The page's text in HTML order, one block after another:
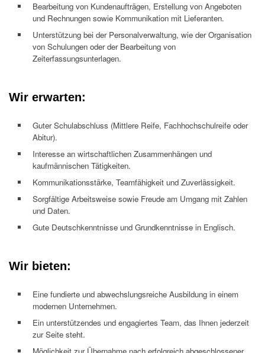
Bearbeitung von Kundenaufträgen, Erstellung von Angeboten
und Rechnungen sowie Kommunikation mit Lieferanten.
Unterstützung bei der Personalverwaltung, wie der Organisation
von Schulungen oder der Bearbeitung von
Zeiterfassungsunterlagen.
Wir erwarten:
Guter Schulabschluss (Mittlere Reife, Fachhochschulreife oder
Abitur).
Interesse an wirtschaftlichen Zusammenhängen und
kaufmännischen Tätigkeiten.
Kommunikationsstärke, Teamfähigkeit und Zuverlässigkeit.
Sorgfältige Arbeitsweise sowie Freude am Umgang mit Zahlen
und Daten.
Gute Deutschkenntnisse und Grundkenntnisse in Englisch.
Wir bieten:
Eine fundierte und abwechslungsreiche Ausbildung in einem
modernen Unternehmen.
Ein unterstützendes und engagiertes Team, das Ihnen jederzeit
zur Seite steht.